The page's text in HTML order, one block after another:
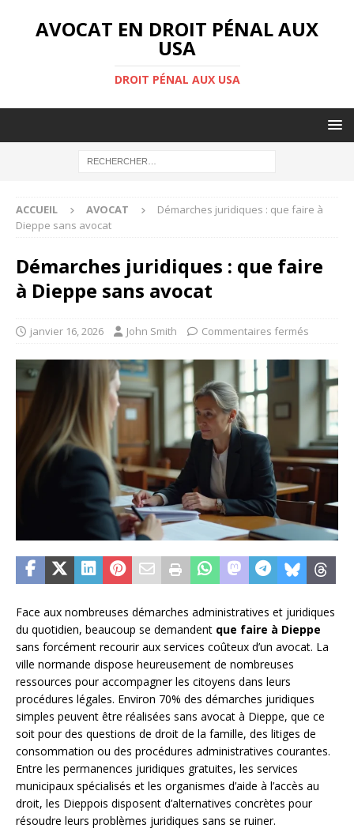
AVOCAT EN DROIT PÉNAL AUX
USA
DROIT PÉNAL AUX USA
ACCUEIL AVOCAT
Démarches juridiques : que faire à
Dieppe sans avocat
Démarches juridiques : que faire
à Dieppe sans avocat
janvier 16, 2026 John Smith Commentaires fermés
Face aux nombreuses démarches administratives et juridiques
du quotidien, beaucoup se demandent que faire à Dieppe
sans forcément recourir aux services coûteux d’un avocat. La
ville normande dispose heureusement de nombreuses
ressources pour accompagner les citoyens dans leurs
procédures légales. Environ 70% des démarches juridiques
simples peuvent être réalisées sans avocat à Dieppe, que ce
soit pour des questions de droit de la famille, des litiges de
consommation ou des procédures administratives courantes.
Entre les permanences juridiques gratuites, les services
municipaux spécialisés et les organismes d’aide à l’accès au
droit, les Dieppois disposent d’alternatives concrètes pour
résoudre leurs problèmes juridiques sans se ruiner.